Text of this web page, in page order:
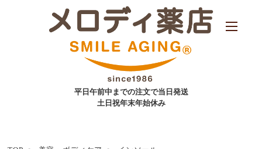
平日午前中までの注文で当日発送
土日祝年末年始休み